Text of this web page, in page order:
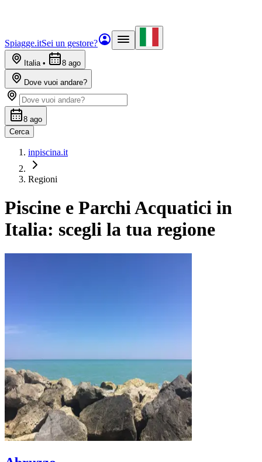
Spiagge.itSei un gestore?
Italia• 8 ago
Dove vuoi andare?
8 ago
Cerca
inpiscina.it
Regioni
Piscine e Parchi Acquatici in
Italia: scegli la tua regione